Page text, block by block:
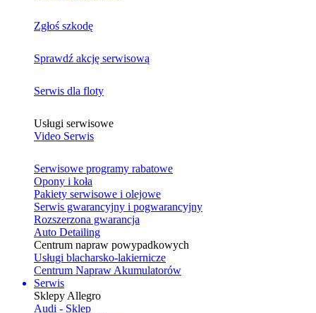
Zgłoś szkodę
Sprawdź akcję serwisową
Serwis dla floty
Usługi serwisowe
Video Serwis
Serwisowe programy rabatowe
Opony i koła
Pakiety serwisowe i olejowe
Serwis gwarancyjny i pogwarancyjny
Rozszerzona gwarancja
Auto Detailing
Centrum napraw powypadkowych
Usługi blacharsko-lakiernicze
Centrum Napraw Akumulatorów
Serwis
Sklepy Allegro
Audi - Sklep